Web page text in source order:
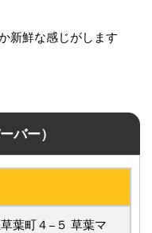
新鮮な感じがします
バー）
葉町４−５ 草葉マ